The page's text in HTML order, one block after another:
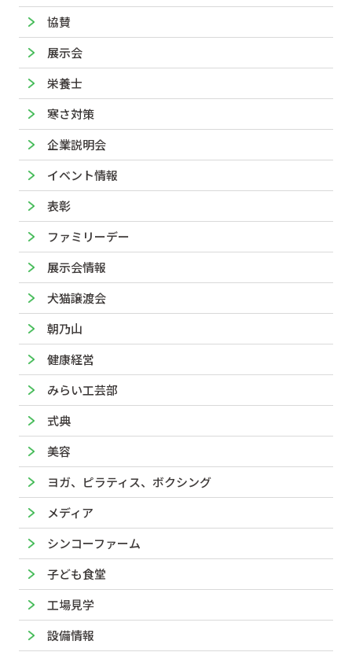
協賛
展示会
栄養士
寒さ対策
企業説明会
イベント情報
表彰
ファミリーデー
展示会情報
犬猫譲渡会
朝乃山
健康経営
みらい工芸部
式典
美容
ヨガ、ピラティス、ボクシング
メディア
シンコーファーム
子ども食堂
工場見学
設備情報